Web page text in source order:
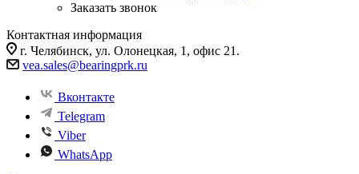
Заказать звонок
Контактная информация
г. Челябинск, ул. Олонецкая, 1, офис 21.
vea.sales@bearingprk.ru
Вконтакте
Telegram
Viber
WhatsApp